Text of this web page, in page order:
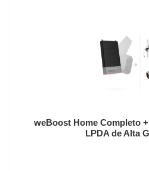
weBoost Home Completo
LPDA de Alta